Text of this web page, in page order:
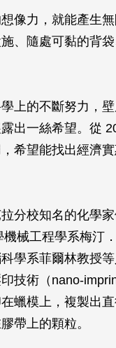
像力，就能產生
、隨處可黏的背
上的不斷努力，
出一絲希望。從
希望能找出經濟
分校知名的化學
械工程學系梅汀
學系菲爾林教授
技術（nano-
蠟模上，複製出
帶上的顆粒。